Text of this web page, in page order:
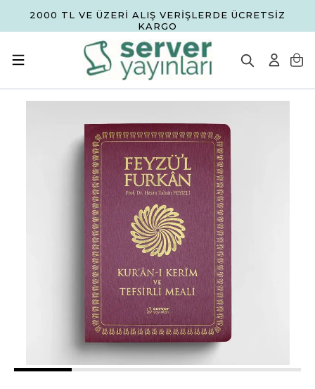
2000 TL VE ÜZERİ ALIŞ VERİŞLERDE ÜCRETSİZ
KARGO
1 2 3 4 5